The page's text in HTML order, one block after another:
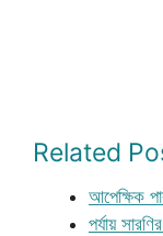
Related
আপেক্ষিক
পর্যায়